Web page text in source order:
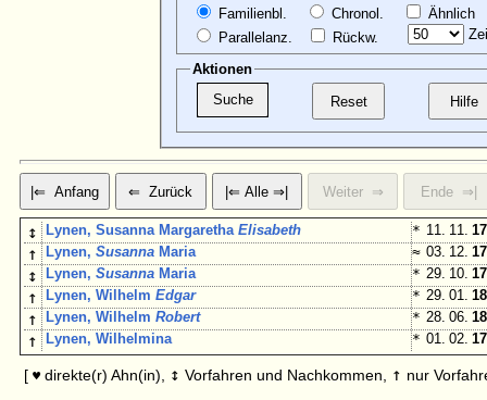
Familienbl.
Parallelanz.
Chronol.
Rückw.
Ähnlich
Aktionen
↕ Lynen, Susanna MargarethaElisabeth * 11. 11.
↑ Lynen,Susanna Maria ≈ 03. 12.
↕ Lynen,Susanna Maria * 29. 10.
↑ Lynen, WilhelmEdgar * 29. 01.
↑ Lynen, WilhelmRobert * 28. 06.
↑ Lynen, Wilhelmina * 01. 02.
[ ♥ direkte(r) Ahn(in), ↕ Vorfahren und Nachkommen, ↑ nur